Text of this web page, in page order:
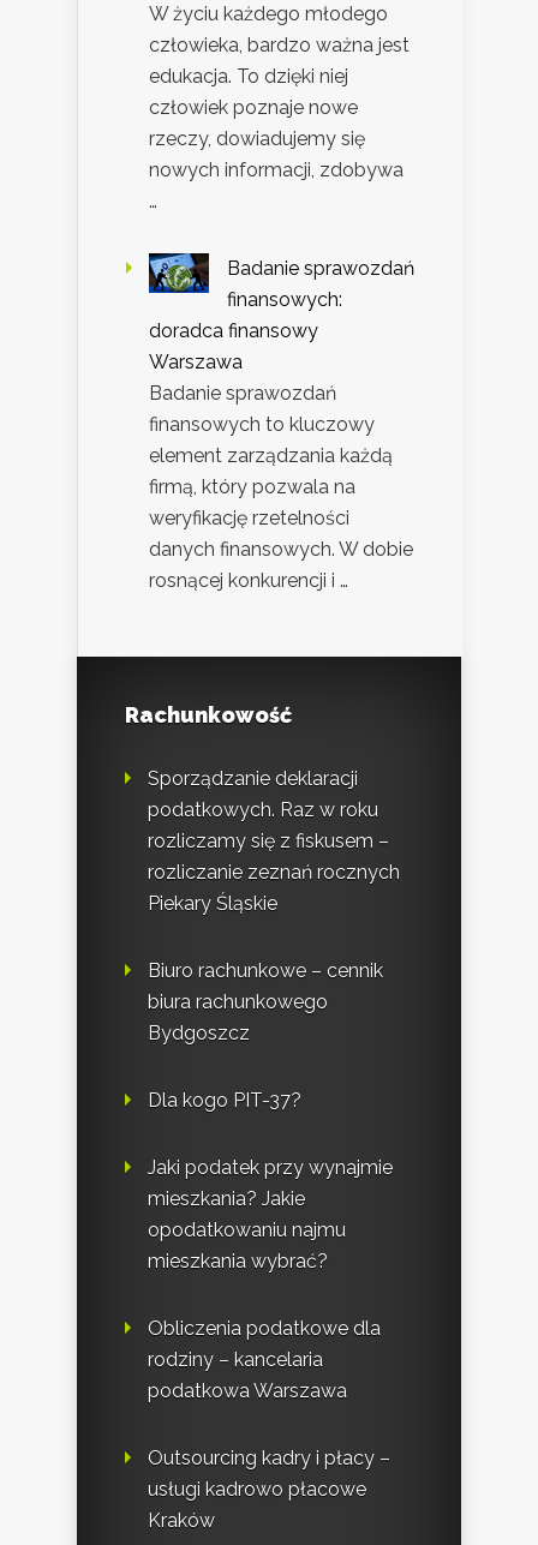
W życiu każdego młodego
człowieka, bardzo ważna jest
edukacja. To dzięki niej
człowiek poznaje nowe
rzeczy, dowiadujemy się
nowych informacji, zdobywa
…
Badanie sprawozdań
finansowych:
doradca finansowy
Warszawa
Badanie sprawozdań
finansowych to kluczowy
element zarządzania każdą
firmą, który pozwala na
weryfikację rzetelności
danych finansowych. W dobie
rosnącej konkurencji i …
Rachunkowość
Sporządzanie deklaracji
podatkowych. Raz w roku
rozliczamy się z fiskusem –
rozliczanie zeznań rocznych
Piekary Śląskie
Biuro rachunkowe – cennik
biura rachunkowego
Bydgoszcz
Dla kogo PIT-37?
Jaki podatek przy wynajmie
mieszkania? Jakie
opodatkowaniu najmu
mieszkania wybrać?
Obliczenia podatkowe dla
rodziny – kancelaria
podatkowa Warszawa
Outsourcing kadry i płacy –
usługi kadrowo płacowe
Kraków